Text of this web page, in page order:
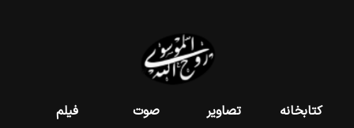
کتابخانه تصاویر صوت فیلم